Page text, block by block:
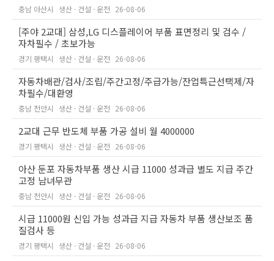
충남 아산시 생산 · 건설 · 운전 26-08-06
[주야 2교대] 삼성,LG 디스플레이어 부품 표면정리 및 검수 /
자차필수 / 초보가능
경기 평택시 생산 · 건설 · 운전 26-08-06
자동차배관/검사/조립/주간고정/주급가능/잔업특근선택제/자
차필수/대환영
충남 천안시 생산 · 건설 · 운전 26-08-06
2교대 근무 반도체 부품 가공 설비 월 4000000
경기 평택시 생산 · 건설 · 운전 26-08-06
아산 둔포 자동차부품 생산 시급 11000 성과급 별도 지급 주간
고정 남녀무관
충남 천안시 생산 · 건설 · 운전 26-08-06
시급 11000원 신입 가능 성과급 지급 자동차 부품 생산보조 품
질검사 등
경기 평택시 생산 · 건설 · 운전 26-08-06